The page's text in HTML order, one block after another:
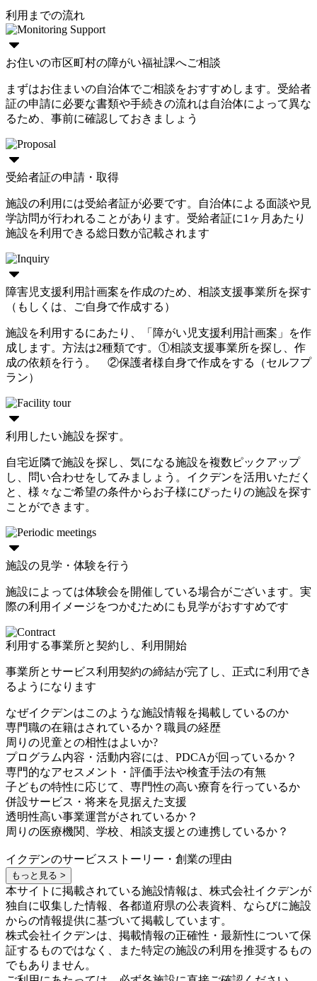
利用までの流れ
お住いの市区町村の障がい福祉課へご相談
まずはお住まいの自治体でご相談をおすすめします。受給者
証の申請に必要な書類や手続きの流れは自治体によって異な
るため、事前に確認しておきましょう
受給者証の申請・取得
施設の利用には受給者証が必要です。自治体による面談や見
学訪問が行われることがあります。受給者証に1ヶ月あたり
施設を利用できる総日数が記載されます
障害児支援利用計画案を作成のため、相談支援事業所を探す
（もしくは、ご自身で作成する）
施設を利用するにあたり、「障がい児支援利用計画案」を作
成します。方法は2種類です。①相談支援事業所を探し、作
成の依頼を行う。 ②保護者様自身で作成をする（セルフプ
ラン）
利用したい施設を探す。
自宅近隣で施設を探し、気になる施設を複数ピックアップ
し、問い合わせをしてみましょう。イクデンを活用いただく
と、様々なご希望の条件からお子様にぴったりの施設を探す
ことができます。
施設の見学・体験を行う
施設によっては体験会を開催している場合がございます。実
際の利用イメージをつかむためにも見学がおすすめです
利用する事業所と契約し、利用開始
事業所とサービス利用契約の締結が完了し、正式に利用でき
るようになります
なぜイクデンはこのような施設情報を掲載しているのか
専門職の在籍はされているか？職員の経歴
周りの児童との相性はよいか?
プログラム内容・活動内容には、PDCAが回っているか？
専門的なアセスメント・評価手法や検査手法の有無
子どもの特性に応じて、専門性の高い療育を行っているか
併設サービス・将来を見据えた支援
透明性高い事業運営がされているか？
周りの医療機関、学校、相談支援との連携しているか？
イクデンのサービスストーリー・創業の理由
もっと見る >
本サイトに掲載されている施設情報は、株式会社イクデンが
独自に収集した情報、各都道府県の公表資料、ならびに施設
からの情報提供に基づいて掲載しています。
株式会社イクデンは、掲載情報の正確性・最新性について保
証するものではなく、また特定の施設の利用を推奨するもの
でもありません。